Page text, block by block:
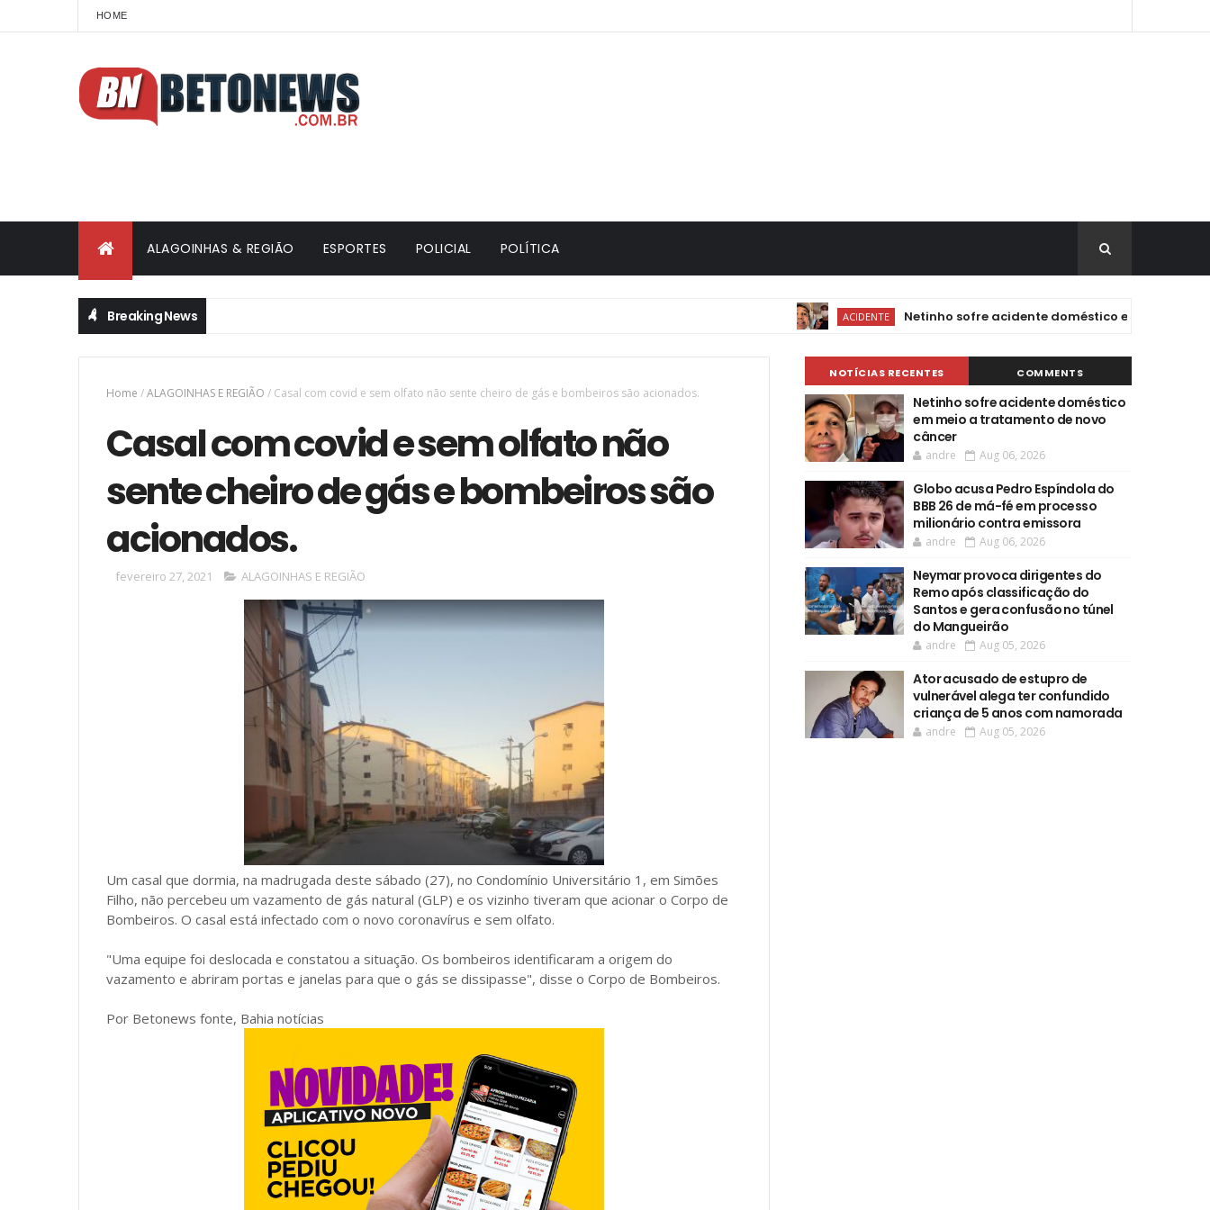
HOME
ALAGOINHAS & REGIÃO ESPORTES POLICIAL POLÍTICA
Breaking News ACIDENTE Netinho sofre acidente doméstico em meio a tratamento
Home /ALAGOINHAS E REGIÃO / Casal com covid e sem olfato não sente cheiro de gás e bombeiros são acionados.
Casal com covid e sem olfato não
sente cheiro de gás e bombeiros são
acionados.
fevereiro 27, 2021 ALAGOINHAS E REGIÃO
Um casal que dormia, na madrugada deste sábado (27), no Condomínio Universitário 1, em Simões
Filho, não percebeu um vazamento de gás natural (GLP) e os vizinho tiveram que acionar o Corpo de
Bombeiros. O casal está infectado com o novo coronavírus e sem olfato.
"Uma equipe foi deslocada e constatou a situação. Os bombeiros identificaram a origem do
vazamento e abriram portas e janelas para que o gás se dissipasse", disse o Corpo de Bombeiros.
Por Betonews fonte, Bahia notícias
NOTÍCIAS RECENTES COMMENTS
Netinho sofre acidente doméstico
em meio a tratamento de novo
câncer
andre Aug 06, 2026
Globo acusa Pedro Espíndola do
BBB 26 de má-fé em processo
milionário contra emissora
andre Aug 06, 2026
Neymar provoca dirigentes do
Remo após classificação do
Santos e gera confusão no túnel
do Mangueirão
andre Aug 05, 2026
Ator acusado de estupro de
vulnerável alega ter confundido
criança de 5 anos com namorada
andre Aug 05, 2026